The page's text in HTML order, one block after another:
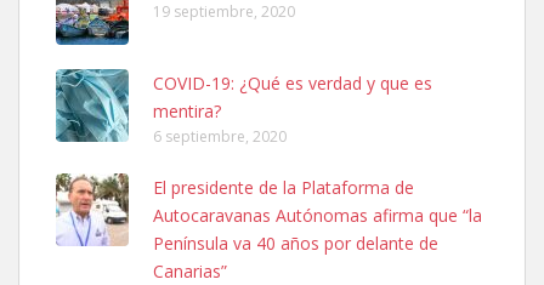
SHIBA PERDIDO AVDA JOSE MESA Y LOPEZ
PERRO MACHO RAZA SHIBA CON MICROCHIP PERDIDO HOY
06/07/2025 ZONA MESA Y LOPEZ. ES MUY ASUSTADIZO
Leales.org » Gran Canaria
6.7.2025
19 septiembre, 2020
COVID-19: ¿Qué es verdad y que es
mentira?
6 septiembre, 2020
El presidente de la Plataforma de
Autocaravanas Autónomas afirma que “la
Península va 40 años por delante de
Canarias”